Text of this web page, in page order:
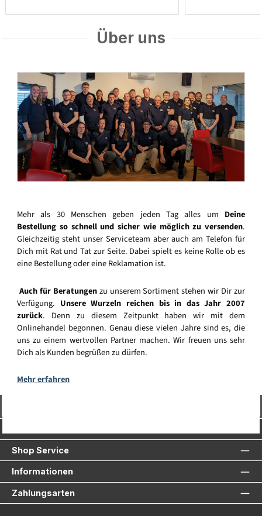
Über uns
Mehr als 30 Menschen geben jeden Tag alles um Deine
Bestellung so schnell und sicher wie möglich zu versenden.
Gleichzeitig steht unser Serviceteam aber auch am Telefon für
Dich mit Rat und Tat zur Seite. Dabei spielt es keine Rolle ob es
eine Bestellung oder eine Reklamation ist.
Auch für Beratungenzu unserem Sortiment stehen wir Dir zur
Verfügung. Unsere Wurzeln reichen bis in das Jahr 2007
zurück. Denn zu diesem Zeitpunkt haben wir mit dem
Onlinehandel begonnen. Genau diese vielen Jahre sind es, die
uns zu einem wertvollen Partner machen. Wir freuen uns sehr
Dich als Kunden begrüßen zu dürfen.
Mehr erfahren
Shop Service
Informationen
Zahlungsarten